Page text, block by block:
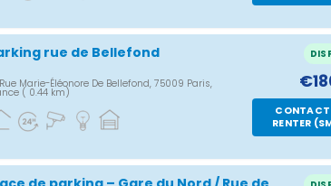
rue de Bellefond
Marie-Éléonore De Bellefond, 75009 Paris,
( 0.44 km)
CONTACT
RENTER